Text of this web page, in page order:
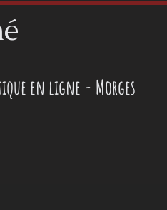
en ligne - Morges